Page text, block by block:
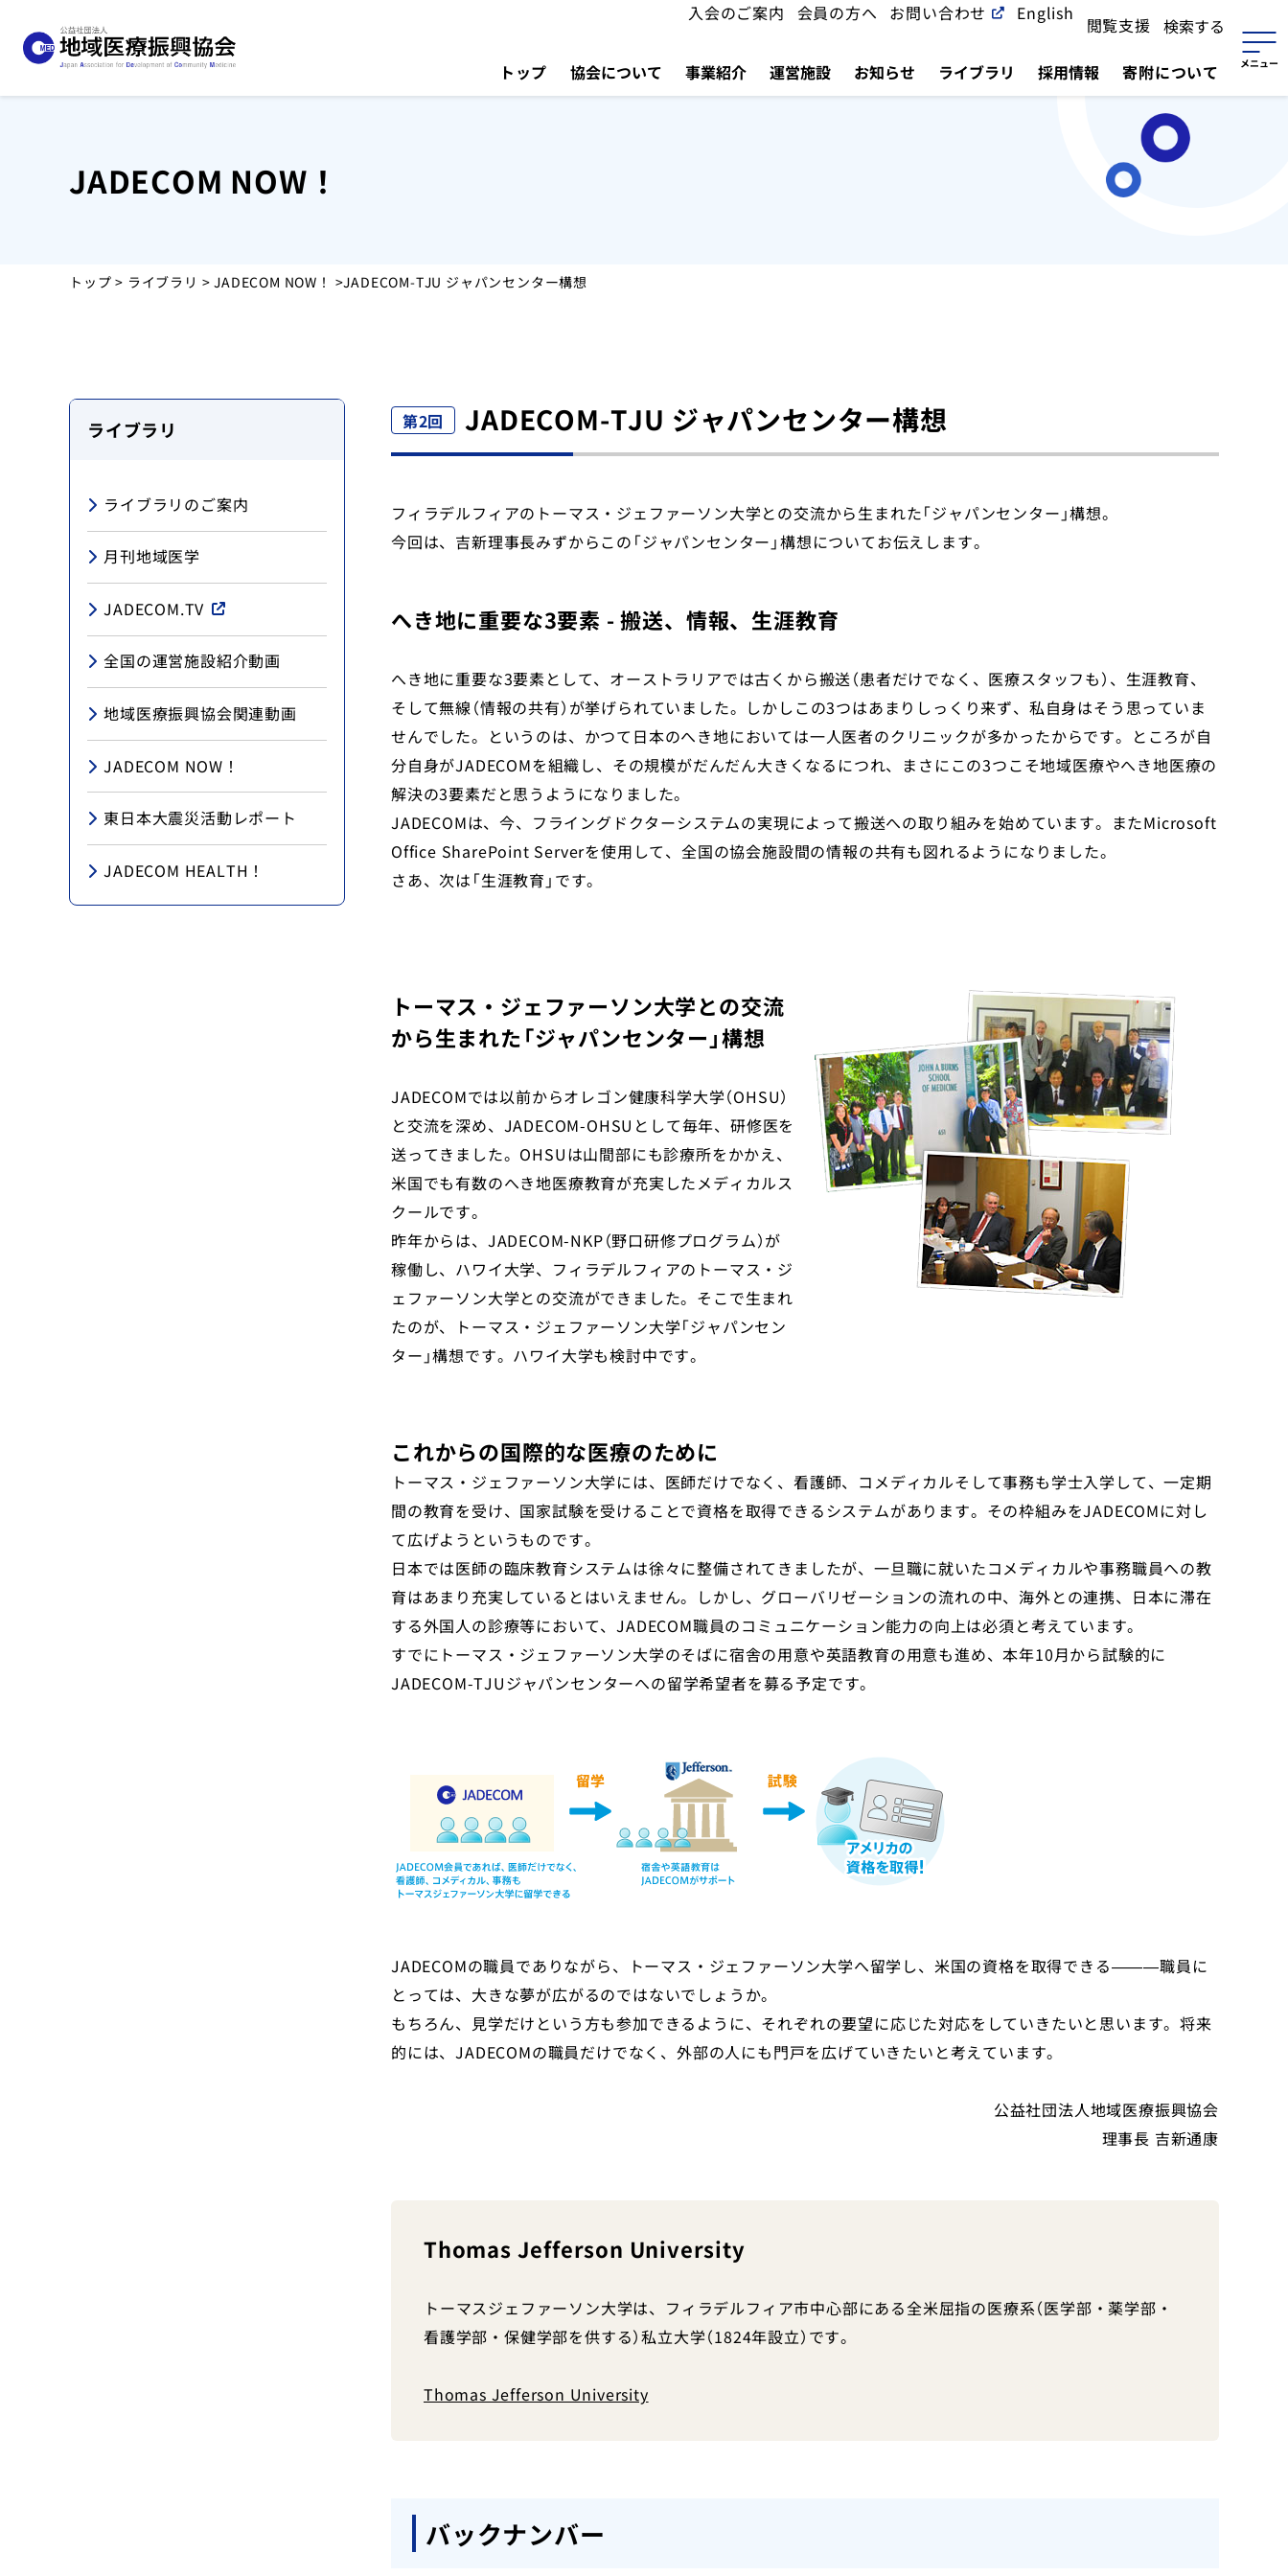
入会のご案内 会員の方へ お問い合わせ English
閲覧支援 検索する
トップ 協会について 事業紹介 運営施設 お知らせ ライブラリ 採用情報 寄附について
協会について
ライブラリ
入会のご案内
個人情報保護方針
お問い合わせ
寄附について
JADECOM NOW！
トップ > ライブラリ >JADECOM NOW！ >JADECOM-TJU ジャパンセンター構想
第2回 JADECOM-TJU ジャパンセンター構想
フィラデルフィアのトーマス・ジェファーソン大学との交流から生まれた「ジャパンセンター」構想。
今回は、吉新理事長みずからこの「ジャパンセンター」構想についてお伝えします。
へき地に重要な3要素 - 搬送、情報、生涯教育
へき地に重要な3要素として、オーストラリアでは古くから搬送（患者だけでなく、医療スタッフも）、生涯教育、
そして無線（情報の共有）が挙げられていました。しかしこの3つはあまりしっくり来ず、私自身はそう思っていま
せんでした。というのは、かつて日本のへき地においては一人医者のクリニックが多かったからです。ところが自
分自身がJADECOMを組織し、その規模がだんだん大きくなるにつれ、まさにこの3つこそ地域医療やへき地医療の
解決の3要素だと思うようになりました。
JADECOMは、今、フライングドクターシステムの実現によって搬送への取り組みを始めています。またMicrosoft
Office SharePoint Serverを使用して、全国の協会施設間の情報の共有も図れるようになりました。
さあ、次は「生涯教育」です。
トーマス・ジェファーソン大学との交流
から生まれた「ジャパンセンター」構想
JADECOMでは以前からオレゴン健康科学大学（OHSU）
と交流を深め、JADECOM-OHSUとして毎年、研修医を
送ってきました。OHSUは山間部にも診療所をかかえ、
米国でも有数のへき地医療教育が充実したメディカルス
クールです。
昨年からは、JADECOM-NKP（野口研修プログラム）が
稼働し、ハワイ大学、フィラデルフィアのトーマス・ジ
ェファーソン大学との交流ができました。そこで生まれ
たのが、トーマス・ジェファーソン大学「ジャパンセン
ター」構想です。ハワイ大学も検討中です。
これからの国際的な医療のために
トーマス・ジェファーソン大学には、医師だけでなく、看護師、コメディカルそして事務も学士入学して、一定期
間の教育を受け、国家試験を受けることで資格を取得できるシステムがあります。その枠組みをJADECOMに対し
て広げようというものです。
日本では医師の臨床教育システムは徐々に整備されてきましたが、一旦職に就いたコメディカルや事務職員への教
育はあまり充実しているとはいえません。しかし、グローバリゼーションの流れの中、海外との連携、日本に滞在
する外国人の診療等において、JADECOM職員のコミュニケーション能力の向上は必須と考えています。
すでにトーマス・ジェファーソン大学のそばに宿舎の用意や英語教育の用意も進め、本年10月から試験的に
JADECOM-TJUジャパンセンターへの留学希望者を募る予定です。
JADECOMの職員でありながら、トーマス・ジェファーソン大学へ留学し、米国の資格を取得できる———職員に
とっては、大きな夢が広がるのではないでしょうか。
もちろん、見学だけという方も参加できるように、それぞれの要望に応じた対応をしていきたいと思います。将来
的には、JADECOMの職員だけでなく、外部の人にも門戸を広げていきたいと考えています。
公益社団法人地域医療振興協会
理事長 吉新通康
Thomas Jefferson University
トーマスジェファーソン大学は、フィラデルフィア市中心部にある全米屈指の医療系（医学部・薬学部・
看護学部・保健学部を供する）私立大学（1824年設立）です。
Thomas Jefferson University
バックナンバー
ライブラリ
ライブラリのご案内
月刊地域医学
JADECOM.TV
全国の運営施設紹介動画
地域医療振興協会関連動画
JADECOM NOW！
東日本大震災活動レポート
JADECOM HEALTH！